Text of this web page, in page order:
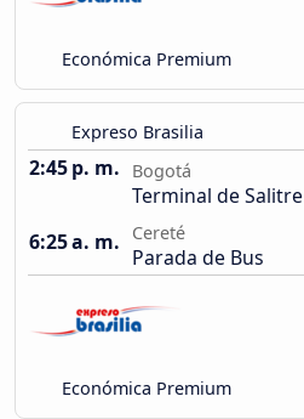
Económica Premium
Expreso Brasilia
2:45 p. m. Bogotá
Terminal de Salitre
6:25 a. m.
Cereté
Parada de Bus
Económica Premium